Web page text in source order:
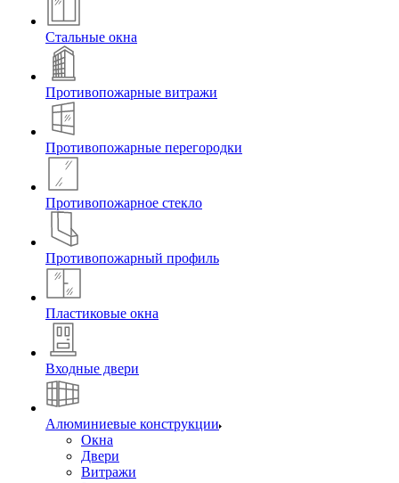
Стальные окна
Противопожарные витражи
Противопожарные перегородки
Противопожарное стекло
Противопожарный профиль
Пластиковые окна
Входные двери
Алюминиевые конструкции
Окна
Двери
Витражи